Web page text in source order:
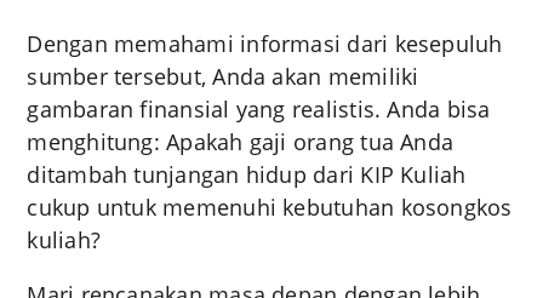
Dengan memahami informasi dari kesepuluh
sumber tersebut, Anda akan memiliki
gambaran finansial yang realistis. Anda bisa
menghitung: Apakah gaji orang tua Anda
ditambah tunjangan hidup dari KIP Kuliah
cukup untuk memenuhi kebutuhan kosongkos
kuliah?